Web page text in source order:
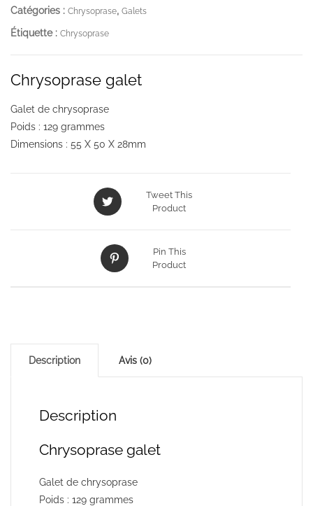
Catégories : Chrysoprase, Galets
Étiquette : Chrysoprase
Chrysoprase galet
Galet de chrysoprase
Poids : 129 grammes
Dimensions : 55 X 50 X 28mm
Tweet This
Product
Pin This
Product
Description Avis (0)
Description
Chrysoprase galet
Galet de chrysoprase
Poids : 129 grammes